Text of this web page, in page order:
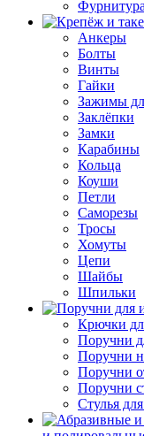
Анкеры
Болты
Винты
Гайки
Зажимы
Заклёпки
Замки
Карабины
Кольца
Коуши
Петли
Саморезы
Тросы
Хомуты
Цепи
Шайбы
Шпильки
Крючки
Поручни
Поручни
Поручни
Поручни
Стулья